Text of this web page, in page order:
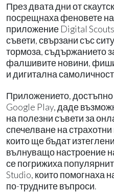
През двата дни от
посрещнаха феновете
приложение Digital
съвети, свързани със
тормоза, съдържанието
фалшивите новини,
и дигитална
Приложението, достъпно
Google Play, даде
на полезни съвети за
спечелване на
които ще бъдат
вълнуващо настроение
се погрижиха
Studio, които помогнаха
по-трудните въпроси.